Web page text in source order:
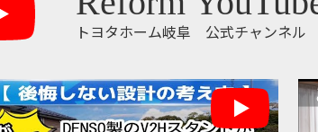
トヨタホーム岐阜 公式チャンネル